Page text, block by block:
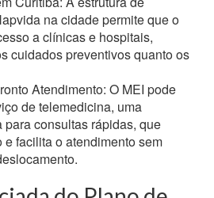
na cidade permite que o
a clínicas e hospitais,
cuidados preventivos quanto os
Atendimento: O MEI pode
de telemedicina, uma
para consultas rápidas, que
e facilita o atendimento sem